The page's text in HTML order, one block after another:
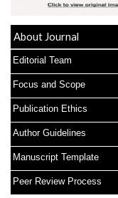
About Journal
Editorial Team
Focus and Scope
Publication Ethics
Author Guidelines
Manuscript Template
Peer Review Process